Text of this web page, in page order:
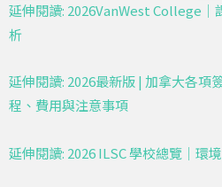
延伸閱讀: 2026VanWest College
析
延伸閱讀: 2026最新版 | 加拿大各
程、費用與注意事項
延伸閱讀: 2026 ILSC 學校總覽｜環